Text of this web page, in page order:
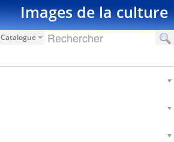
Images de la culture
Catalogue